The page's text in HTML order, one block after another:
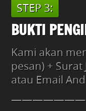
STEP 3:
BUKTI
Kami akan
pesan) +
atau Email